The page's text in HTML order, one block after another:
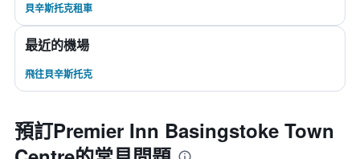
貝辛斯托克租車
最近的機場
飛往貝辛斯托克
預訂Premier Inn Basingstoke Town